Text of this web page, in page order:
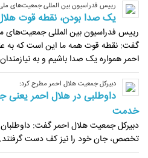
رییس فدراسیون بین المللی جمعیت‌های
یک صدا بودن، نقطه قوت
رییس فدراسیون بین المللی
گفت: نقطه قوت همه ما این است که
احمر همواره یک صدا باشیم و به
دبیرکل جمعیت هلال احمر مطرح کرد:
داوطلبی در هلال احمر
خدمت
دبیرکل جمعیت هلال احمر گفت:
تخصص، جان خود را نیز کف دست گرفتند.